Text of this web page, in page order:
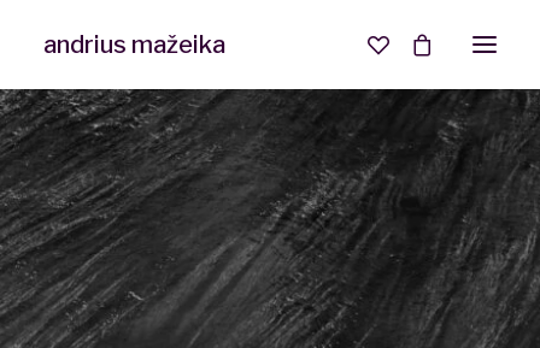
andrius mažeika
Interjero ir NT fotografija
Asmeninė fotosesija